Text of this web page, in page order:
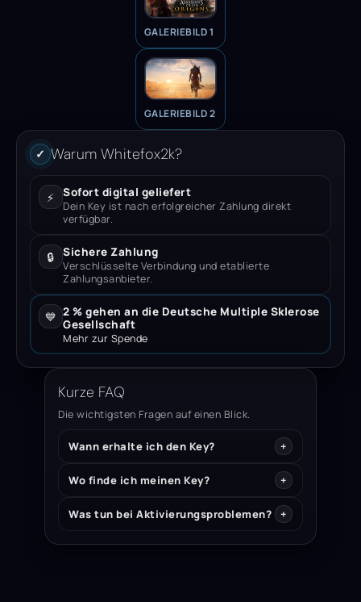
GALERIEBILD 1
GALERIEBILD 2
✓ Warum Whitefox2k?
⚡ Sofort digital geliefert
Dein Key ist nach erfolgreicher Zahlung direkt
verfügbar.
🔒 Sichere Zahlung
Verschlüsselte Verbindung und etablierte
Zahlungsanbieter.
💙 2 % gehen an die Deutsche Multiple Sklerose
Gesellschaft
Mehr zur Spende
Kurze FAQ
Die wichtigsten Fragen auf einen Blick.
Wann erhalte ich den Key?
Wo finde ich meinen Key?
Was tun bei Aktivierungsproblemen?